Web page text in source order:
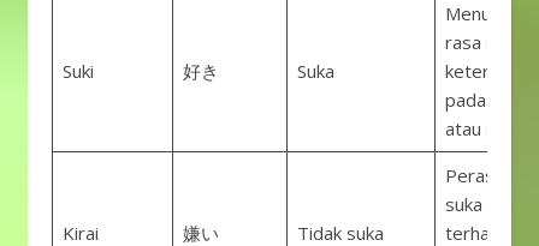
Suki 好き Suka
rasa suka
pada
atau
Kirai 嫌い Tidak suka
Perasaan
suka atau
terhadap